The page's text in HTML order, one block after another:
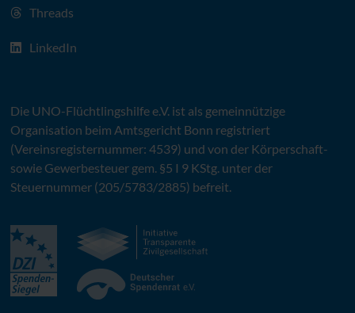
Threads
LinkedIn
Die UNO-Flüchtlingshilfe e.V.ist als gemeinnützige
Organisation beim Amtsgericht Bonn registriert
(Vereinsregisternummer: 4539) und von der Körperschaft-
sowie Gewerbesteuer gem. §5 I 9 KStg. unter der
Steuernummer (205/5783/2885) befreit.